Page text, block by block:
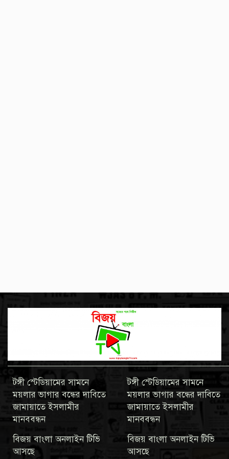
টঙ্গী স্টেডিয়ামের সামনে
ময়লার ভাগার বন্ধের দাবিতে
জামায়াতে ইসলামীর
মানববন্ধন
বিজয় বাংলা অনলাইন টিভি
আসছে
টঙ্গী স্টেডিয়ামের সামনে
ময়লার ভাগার বন্ধের দাবিতে
জামায়াতে ইসলামীর
মানববন্ধন
বিজয় বাংলা অনলাইন টিভি
আসছে